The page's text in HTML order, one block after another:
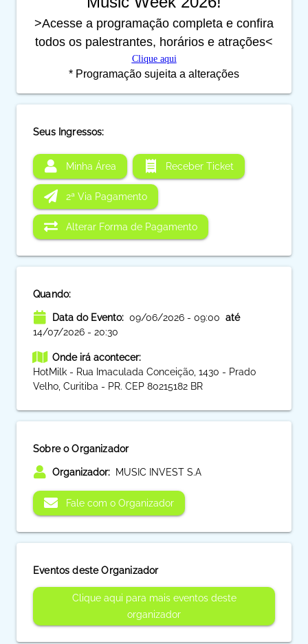
>Acesse a programação completa e confira
todos os palestrantes, horários e atrações<
Clique aqui
* Programação sujeita a alterações
Seus Ingressos:
Minha Área Receber Ticket
2ª Via Pagamento
Alterar Forma de Pagamento
Quando:
Data do Evento: 09/06/2026 - 09:00 até
14/07/2026 - 20:30
Onde irá acontecer:
HotMilk - Rua Imaculada Conceição, 1430 - Prado
Velho, Curitiba - PR. CEP 80215182 BR
Sobre o Organizador
Organizador: MUSIC INVEST S.A
Fale com o Organizador
Eventos deste Organizador
Clique aqui para mais eventos deste
organizador